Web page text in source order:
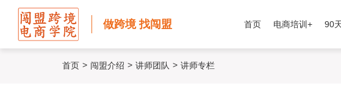
做跨境 找闯盟 首页 电商培训+ 90
首页 > 闯盟介绍 > 讲师团队 > 讲师专栏